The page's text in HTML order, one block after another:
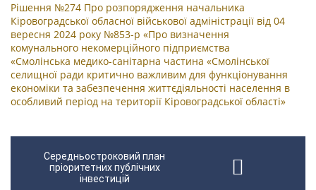
Рішення №274 Про розпорядження начальника
Кіровоградської обласної військової адміністрації від 04
вересня 2024 року №853-р «Про визначення
комунального некомерційного підприємства
«Смолінська медико-санітарна частина «Смолінської
селищної ради критично важливим для функціонування
економіки та забезпечення життєдіяльності населення в
особливий період на території Кіровоградської області»
Середньостроковий план
пріоритетних публічних
інвестицій